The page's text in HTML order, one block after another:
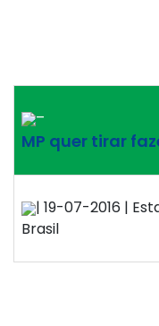
–
MP quer tirar
| 19-07-2016 |
Brasil